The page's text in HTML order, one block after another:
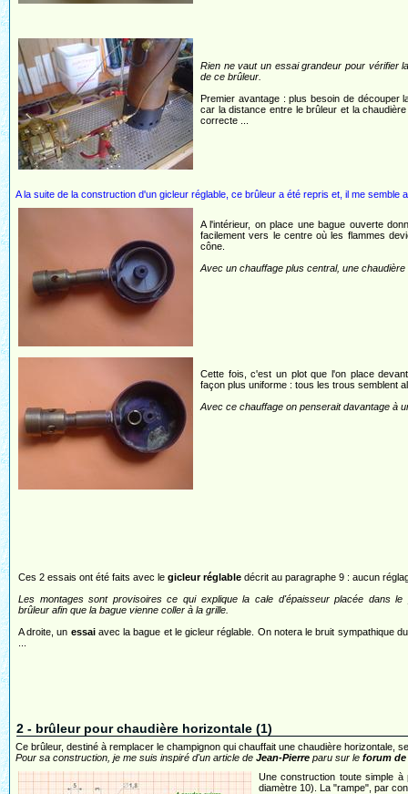
Rien ne vaut un essai grandeur pour vérifier
de ce brûleur.
Premier avantage : plus besoin de découper
car la distance entre le brûleur et la
correcte ...
A la suite de la construction d'un gicleur réglable, ce brûleur a été repris et, il me semble
A l'intérieur, on place une bague ouverte
facilement vers le centre où les flammes
cône.
Avec un chauffage plus central, une
Cette fois, c'est un plot que l'on place
façon plus uniforme : tous les trous semblent
Avec ce chauffage on penserait davantage à
Ces 2 essais ont été faits avec le gicleur réglable décrit au paragraphe 9 : aucun
Les montages sont provisoires ce qui explique la cale d'épaisseur placée dans le
brûleur afin que la bague vienne coller à la grille.
A droite, un essaiavec la bague et le gicleur réglable. On notera le bruit sympathique
2 - brûleur pour chaudière horizontale (1)
Ce brûleur, destiné à remplacer le champignon qui chauffait une chaudière horizontale,
Pour sa construction, je me suis inspiré d'un article de Jean-Pierre paru sur le forum
Une construction toute simple
diamètre 10). La "rampe", par